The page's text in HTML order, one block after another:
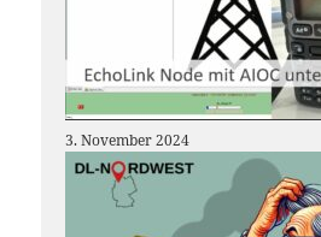
3. November 2024